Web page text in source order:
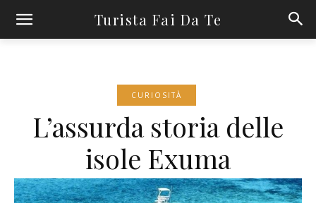
Turista Fai Da Te
CURIOSITÀ
L’assurda storia delle
isole Exuma